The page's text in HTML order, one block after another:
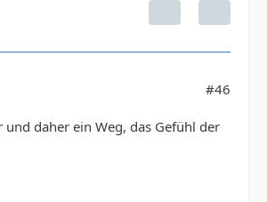
#46
daher ein Weg, das Gefühl der